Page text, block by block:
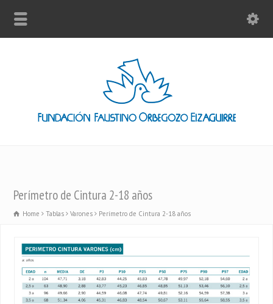
Perímetro de Cintura 2-18 años
Home Tablas Varones Perímetro de Cintura 2-18 años